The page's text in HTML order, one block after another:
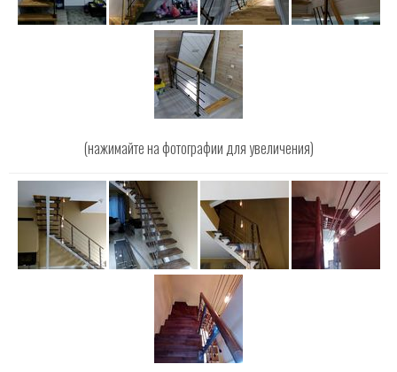
(нажимайте на фотографии для увеличения)